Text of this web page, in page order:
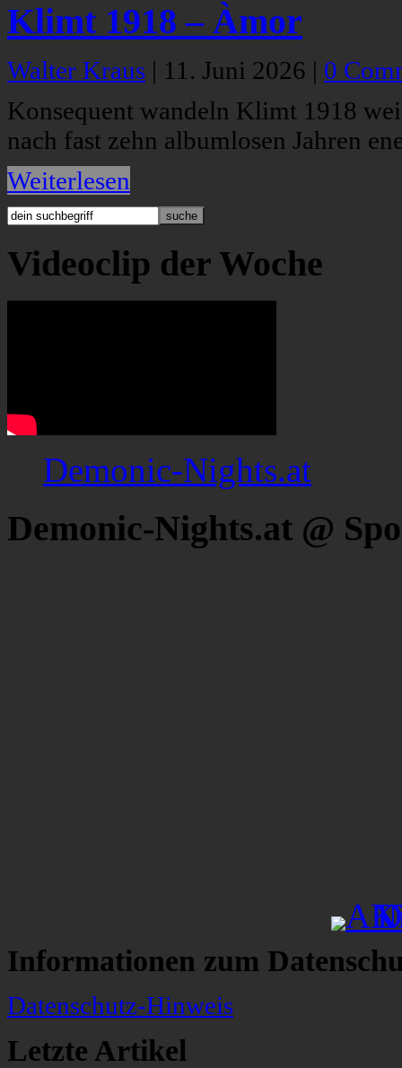
Klimt 1918 – Àmor
Walter Kraus | 11. Juni 2026 | 0
Konsequent wandeln Klimt 1918
nach fast zehn albumlosen Jahren
Weiterlesen
Videoclip der Woche
Demonic-Nights.at
Demonic-Nights.at @
Informationen zum
Datenschutz-Hinweis
Letzte Artikel